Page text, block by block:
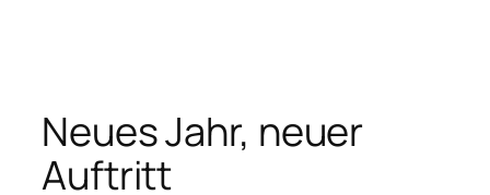
Neues Jahr, neuer
Auftritt